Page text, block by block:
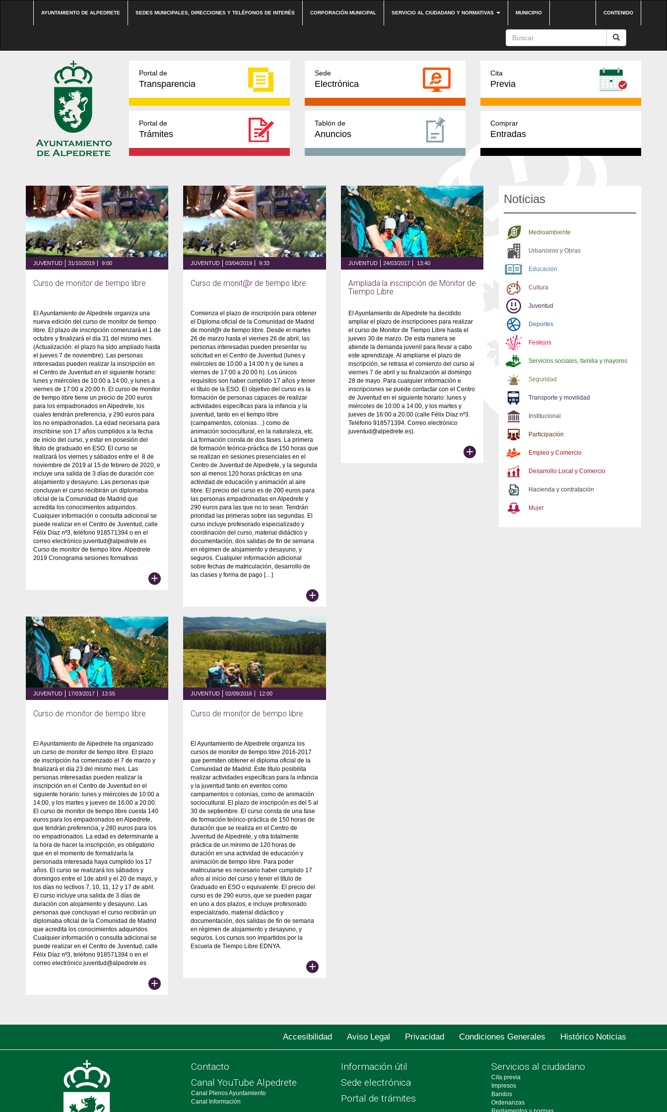
AYUNTAMIENTO DE ALPEDRETE SEDES MUNICIPALES, DIRECCIONES Y TELÉFONOS DE INTERÉS CORPORACIÓN MUNICIPAL SERVICIO AL CIUDADANO Y NORMATIVAS MUNICIPIO CONTENIDO
Portal de
Transparencia
Sede
Electrónica
Cita
Previa
Portal de
Trámites
Tablón de
Anuncios
Comprar
Entradas
JUVENTUD 31/10/2019 9:00
Curso de monitor de tiempo libre
El Ayuntamiento de Alpedrete organiza una
nueva edición del curso de monitor de tiempo
libre. El plazo de inscripción comenzará el 1 de
octubre y finalizará el día 31 del mismo mes.
(Actualización: el plazo ha sido ampliado hasta
el jueves 7 de noviembre). Las personas
interesadas pueden realizar la inscripción en
el Centro de Juventud en el siguiente horario:
lunes y miércoles de 10:00 a 14:00, y lunes a
viernes de 17:00 a 20:00 h. El curso de monitor
de tiempo libre tiene un precio de 200 euros
para los empadronados en Alpedrete, los
cuales tendrán preferencia, y 290 euros para
los no empadronados. La edad necesaria para
inscribirse son 17 años cumplidos a la fecha
de inicio del curso, y estar en posesión del
título de graduado en ESO. El curso se
realizará los viernes y sábados entre el 8 de
noviembre de 2019 al 15 de febrero de 2020, e
incluye una salida de 3 días de duración con
alojamiento y desayuno. Las personas que
concluyan el curso recibirán un diplomaba
oficial de la Comunidad de Madrid que
acredita los conocimientos adquiridos.
Cualquier información o consulta adicional se
puede realizar en el Centro de Juventud, calle
Félix Díaz nº3, teléfono 918571394 o en el
correo electrónico juventud@alpedrete.es
Curso de monitor de tiempo libre. Alpedrete
2019 Cronograma sesiones formativas
+
JUVENTUD 03/04/2019 9:33
Curso de monit@r de tiempo libre
Comienza el plazo de inscripción para obtener
el Diploma oficial de la Comunidad de Madrid
de monit@r de tiempo libre. Desde el martes
26 de marzo hasta el viernes 26 de abril, las
personas interesadas pueden presentar su
solicitud en el Centro de Juventud (lunes y
miércoles de 10:00 a 14:00 h y de lunes a
viernes de 17:00 a 20:00 h). Los únicos
requisitos son haber cumplido 17 años y tener
el título de la ESO. El objetivo del curso es la
formación de personas capaces de realizar
actividades específicas para la infancia y la
juventud, tanto en el tiempo libre
(campamentos, colonias…) como de
animación sociocultural, en la naturaleza, etc.
La formación consta de dos fases. La primera
de formación teórica-práctica de 150 horas que
se realizan en sesiones presenciales en el
Centro de Juventud de Alpedrete, y la segunda
son al menos 120 horas prácticas en una
actividad de educación y animación al aire
libre. El precio del curso es de 200 euros para
las personas empadronadas en Alpedrete y
290 euros para las que no lo sean. Tendrán
prioridad las primeras sobre las segundas. El
curso incluye profesorado especializado y
coordinación del curso, material didáctico y
documentación, dos salidas de fin de semana
en régimen de alojamiento y desayuno, y
seguros. Cualquier información adicional
sobre fechas de matriculación, desarrollo de
las clases y forma de pago […]
+
JUVENTUD 24/03/2017 13:40
Ampliada la inscripción de Monitor de
Tiempo Libre
El Ayuntamiento de Alpedrete ha decidido
ampliar el plazo de inscripciones para realizar
el curso de Monitor de Tiempo Libre hasta el
jueves 30 de marzo. De esta manera se
atiende la demanda juvenil para llevar a cabo
este aprendizaje. Al ampliarse el plazo de
inscripción, se retrasa el comienzo del curso al
viernes 7 de abril y su finalización al domingo
28 de mayo. Para cualquier información e
inscripciones se puede contactar con el Centro
de Juventud en el siguiente horario: lunes y
miércoles de 10:00 a 14:00, y los martes y
jueves de 16:00 a 20:00 (calle Félix Díaz nº3.
Teléfono 918571394. Correo electrónico
juventud@alpedrete.es).
+
JUVENTUD 17/03/2017 13:55
Curso de monitor de tiempo libre
El Ayuntamiento de Alpedrete ha organizado
un curso de monitor de tiempo libre. El plazo
de inscripción ha comenzado el 7 de marzo y
finalizará el día 23 del mismo mes. Las
personas interesadas pueden realizar la
inscripción en el Centro de Juventud en el
siguiente horario: lunes y miércoles de 10:00 a
14:00, y los martes y jueves de 16:00 a 20:00.
El curso de monitor de tiempo libre cuesta 140
euros para los empadronados en Alpedrete,
que tendrán preferencia, y 280 euros para los
no empadronados. La edad es determinante a
la hora de hacer la inscripción, es obligatorio
que en el momento de formalizarla la
personada interesada haya cumplido los 17
años. El curso se realizará los sábados y
domingos entre el 1de abril y el 20 de mayo, y
los días no lectivos 7, 10, 11, 12 y 17 de abril.
El curso incluye una salida de 3 días de
duración con alojamiento y desayuno. Las
personas que concluyan el curso recibirán un
diplomaba oficial de la Comunidad de Madrid
que acredita los conocimientos adquiridos.
Cualquier información o consulta adicional se
puede realizar en el Centro de Juventud, calle
Félix Díaz nº3, teléfono 918571394 o en el
correo electrónico juventud@alpedrete.es
+
JUVENTUD 02/09/2016 12:00
Curso de monitor de tiempo libre
El Ayuntamiento de Alpedrete organiza los
cursos de monitor de tiempo libre 2016-2017
que permiten obtener el diploma oficial de la
Comunidad de Madrid. Este título posibilita
realizar actividades específicas para la infancia
y la juventud tanto en eventos como
campamentos o colonias, como de animación
sociocultural. El plazo de inscripción es del 5 al
30 de septiembre. El curso consta de una fase
de formación teórico-práctica de 150 horas de
duración que se realiza en el Centro de
Juventud de Alpedrete, y otra totalmente
práctica de un mínimo de 120 horas de
duración en una actividad de educación y
animación de tiempo libre. Para poder
matricularse es necesario haber cumplido 17
años al inicio del curso y tener el título de
Graduado en ESO o equivalente. El precio del
curso es de 290 euros, que se pueden pagar
en uno a dos plazos, e incluye profesorado
especializado, material didáctico y
documentación, dos salidas de fin de semana
en régimen de alojamiento y desayuno, y
seguros. Los cursos son impartidos por la
Escuela de Tiempo Libre EDNYA.
+
Noticias
Medioambiente
Urbanismo y Obras
Educación
Cultura
Juventud
Deportes
Festejos
Servicios sociales, familia y mayores
Seguridad
Transporte y movilidad
Institucional
Participación
Empleo y Comercio
Desarrollo Local y Comercio
Hacienda y contratación
Mujer
Accesibilidad Aviso Legal Privacidad Condiciones Generales Histórico Noticias
Contacto
Canal YouTube Alpedrete
Canal Plenos Ayuntamiento
Canal Información
Información útil
Sede electrónica
Portal de trámites
Servicios al ciudadano
Cita previa
Impresos
Bandos
Ordenanzas